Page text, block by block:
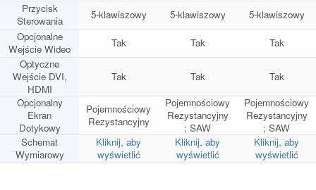
Przycisk
Sterowania
5-klawiszowy 5-klawiszowy
5-klawiszowy
Opcjonalne
Wejście Wideo
Tak Tak
Tak
Optyczne
Wejście DVI,
HDMI
Tak Tak
Tak
Opcjonalny
Ekran
Dotykowy
Pojemnościowy
Rezystancyjny
Pojemnościowy
Rezystancyjny
; SAW
Pojemnościowy
Rezystancyjny
; SAW
Schemat
Wymiarowy
Kliknij, aby
wyświetlić
Kliknij, aby
wyświetlić
Kliknij, aby
wyświetlić